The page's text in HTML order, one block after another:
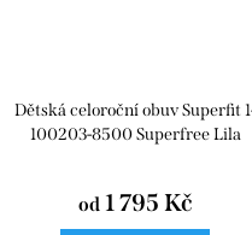
Dětská celoroční obuv Superfit
100203-8500 Superfree Lila
od1 795 Kč